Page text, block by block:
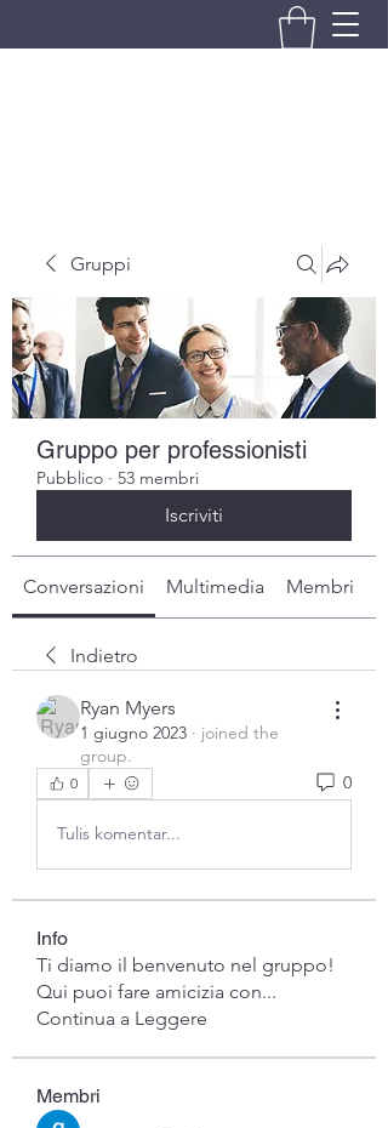
Gruppi
Gruppo per professionisti
Pubblico · 53 membri
Iscriviti
Conversazioni Multimedia Membri
Indietro
Ryan Myers
1 giugno 2023 · joined the
group.
0 0
Tulis komentar...
Info
Ti diamo il benvenuto nel gruppo!
Qui puoi fare amicizia con...
Continua a Leggere
Membri